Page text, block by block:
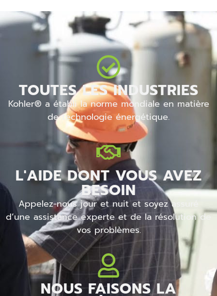
TOUTES LES INDUSTRIES
Kohler® a établi la norme mondiale en matière
de technologie énergétique.
L'AIDE DONT VOUS AVEZ
BESOIN
Appelez-nous jour et nuit et soyez assuré
d’une assistance experte et de la résolution de
vos problèmes.
NOUS FAISONS LA